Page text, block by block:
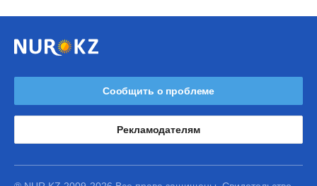
Сообщить о проблеме
Рекламодателям